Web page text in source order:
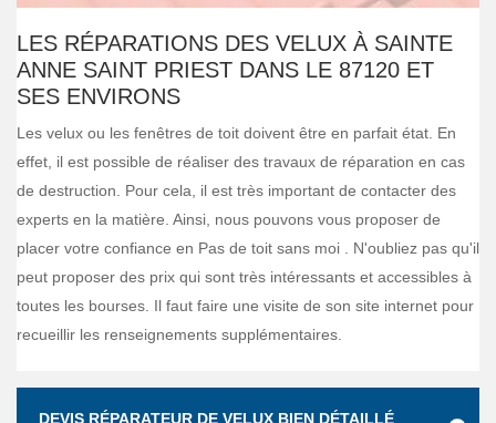
LES RÉPARATIONS DES VELUX À SAINTE
ANNE SAINT PRIEST DANS LE 87120 ET
SES ENVIRONS
Les velux ou les fenêtres de toit doivent être en parfait état. En
effet, il est possible de réaliser des travaux de réparation en cas
de destruction. Pour cela, il est très important de contacter des
experts en la matière. Ainsi, nous pouvons vous proposer de
placer votre confiance en Pas de toit sans moi . N'oubliez pas qu'il
peut proposer des prix qui sont très intéressants et accessibles à
toutes les bourses. Il faut faire une visite de son site internet pour
recueillir les renseignements supplémentaires.
DEVIS RÉPARATEUR DE VELUX BIEN DÉTAILLÉ